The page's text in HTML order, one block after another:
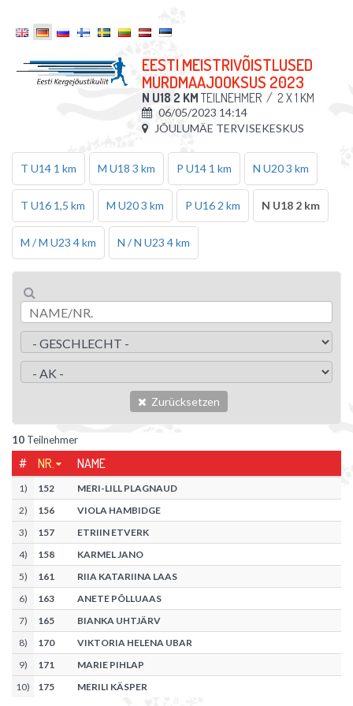
EESTI MEISTRIVÕISTLUSED
MURDMAAJOOKSUS 2023
N U18 2 KM TEILNEHMER / 2 X 1 KM
06/05/2023 14:14
JÕULUMÄE TERVISEKESKUS
T U14 1 km M U18 3 km P U14 1 km N U20 3 km
T U16 1,5 km M U20 3 km P U16 2 km N U18 2 km
M / M U23 4 km N / N U23 4 km
Zurücksetzen
10 Teilnehmer
# NR. NAME
1) 152
MERI-LILL PLAGNAUD
2) 156
VIOLA HAMBIDGE
3) 157
ETRIIN ETVERK
4) 158
KARMEL JANO
5) 161
RIIA KATARIINA LAAS
6) 163
ANETE PÕLLUAAS
7) 165
BIANKA UHTJÄRV
8) 170
VIKTORIA HELENA UBAR
9) 171
MARIE PIHLAP
10) 175 MERILI KÄSPER